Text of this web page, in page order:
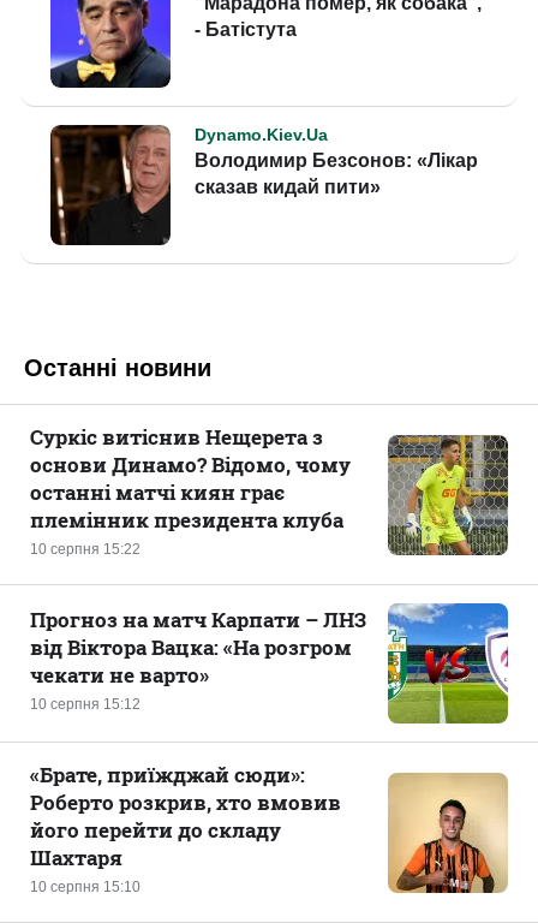
Останні новини
10 серпня 15:22
Суркіс витіснив Нещерета з
основи Динамо? Відомо, чому
останні матчі киян грає
племінник президента клуба
10 серпня 15:12
Прогноз на матч Карпати – ЛНЗ
від Віктора Вацка: «На розгром
чекати не варто»
10 серпня 15:10
«Брате, приїжджай сюди»:
Роберто розкрив, хто вмовив
його перейти до складу
Шахтаря